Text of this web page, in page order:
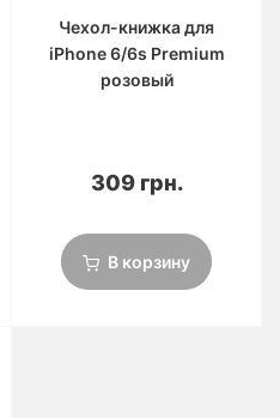
Чехол-книжка для
iPhone 6/6s Premium
розовый
309 грн.
В корзину